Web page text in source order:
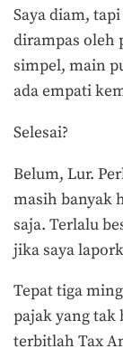
Saya diam,
dirampas oleh
simpel, main
ada empati
Selesai?
Belum, Lur.
masih banyak
saja. Terlalu
jika saya
Tepat tiga
pajak yang tak
terbitlah Tax